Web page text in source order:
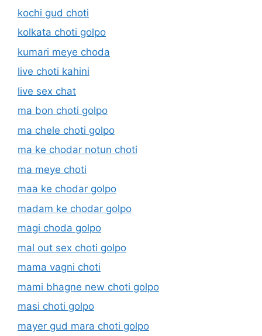
kochi gud choti
kolkata choti golpo
kumari meye choda
live choti kahini
live sex chat
ma bon choti golpo
ma chele choti golpo
ma ke chodar notun choti
ma meye choti
maa ke chodar golpo
madam ke chodar golpo
magi choda golpo
mal out sex choti golpo
mama vagni choti
mami bhagne new choti golpo
masi choti golpo
mayer gud mara choti golpo